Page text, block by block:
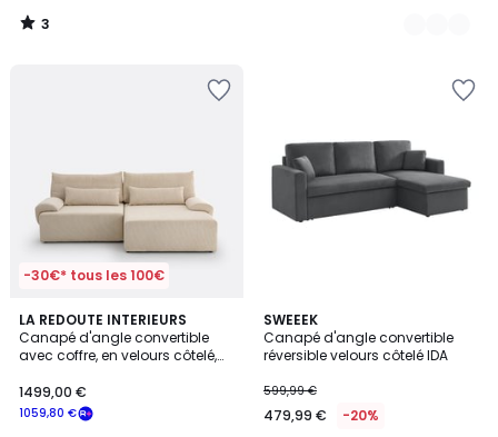
3
/
-30€* tous les 100€
LA REDOUTE INTERIEURS
Canapé d'angle convertible
avec coffre, en velours côtelé,
1059,80 €
1499,00 €
4,3
/ 5
7
Couleurs
SWEEEK
Canapé d'angle convertible
réversible velours côtelé IDA
599,99 €
479,99 € -20%
4,1
/ 5
6
Couleurs